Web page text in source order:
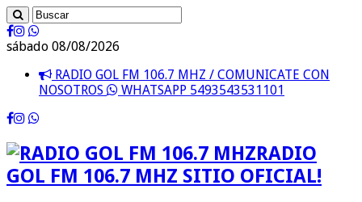
sábado 08/08/2026
RADIO GOL FM 106.7 MHZ / COMUNICATE CON
NOSOTROS
WHATSAPP 5493543531101
RADIO
GOL FM 106.7 MHZ SITIO OFICIAL!